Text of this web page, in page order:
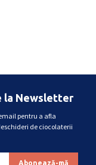
la Newsletter
pentru a afla
de ciocolaterii